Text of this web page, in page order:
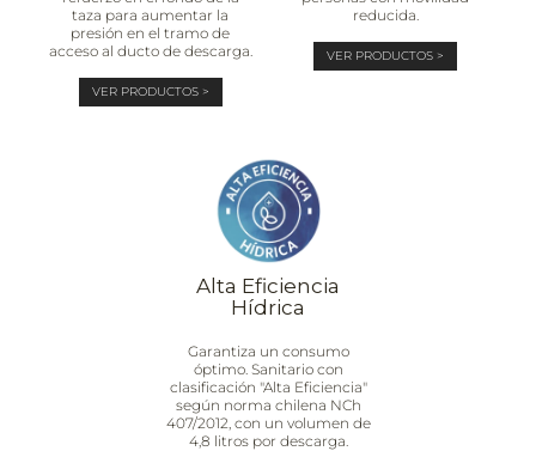
taza para aumentar la
presión en el tramo de
acceso al ducto de descarga.
VER PRODUCTOS >
reducida.
VER PRODUCTOS >
Alta Eficiencia
Hídrica
Garantiza un consumo
óptimo. Sanitario con
clasificación "Alta Eficiencia"
según norma chilena NCh
407/2012, con un volumen de
4,8 litros por descarga.